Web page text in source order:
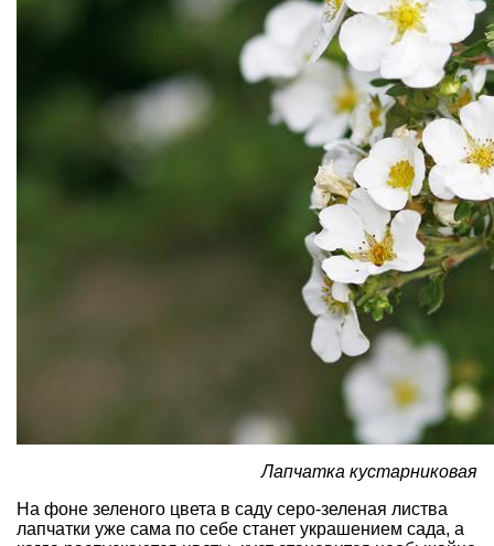
Лапчатка кустарниковая
На фоне зеленого цвета в саду серо-зеленая листва
лапчатки уже сама по себе станет украшением сада, а